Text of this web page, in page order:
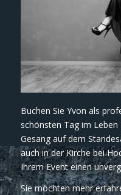
Buchen Sie Yvon als
schönsten Tag im
Gesang auf dem
auch in der Kirche bei
Ihrem Event einen
Sie möchten mehr